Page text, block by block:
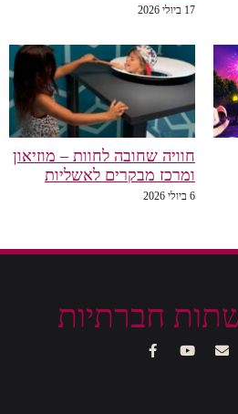
17 ביולי 2026
חוויה שחובה לחוות – מוזיאון
ומרכז מבקרים לאשליות
6 ביולי 2026